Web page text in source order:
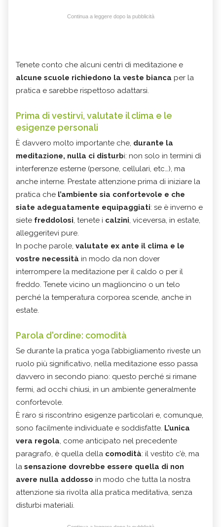
Continua a leggere dopo la pubblicità
Tenete conto che alcuni centri di meditazione e
alcune scuole richiedono la veste bianca per la
pratica e sarebbe rispettoso adattarsi.
Prima di vestirvi, valutate il clima e le
esigenze personali
È davvero molto importante che, durante la
meditazione, nulla ci disturbi: non solo in termini di
interferenze esterne (persone, cellulari, etc…), ma
anche interne. Prestate attenzione prima di iniziare la
pratica che l’ambiente sia confortevole e che
siate adeguatamente equipaggiati: se è inverno e
siete freddolosi, tenete i calzini, viceversa, in estate,
alleggeritevi pure.
In poche parole, valutate ex ante il clima e le
vostre necessità in modo da non dover
interrompere la meditazione per il caldo o per il
freddo. Tenete vicino un maglioncino o un telo
perché la temperatura corporea scende, anche in
estate.
Parola d'ordine: comodità
Se durante la pratica yoga l’abbigliamento riveste un
ruolo più significativo, nella meditazione esso passa
davvero in secondo piano: questo perché si rimane
fermi, ad occhi chiusi, in un ambiente generalmente
confortevole.
È raro si riscontrino esigenze particolari e, comunque,
sono facilmente individuate e soddisfatte. L’unica
vera regola, come anticipato nel precedente
paragrafo, è quella della comodità: il vestito c’è, ma
la sensazione dovrebbe essere quella di non
avere nulla addosso in modo che tutta la nostra
attenzione sia rivolta alla pratica meditativa, senza
disturbi materiali.